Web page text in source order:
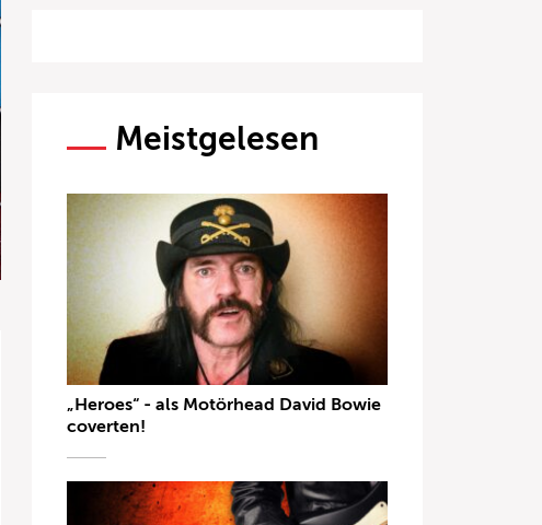
Meistgelesen
„Heroes“ - als Motörhead David Bowie
coverten!